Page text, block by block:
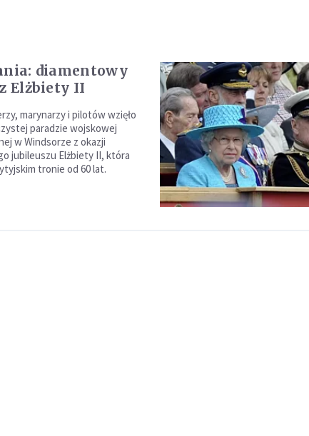
diamentowy
Elżbiety II
marynarzy i pilotów wzięło
paradzie wojskowej
w Windsorze z okazji
jubileuszu Elżbiety II, która
tronie od 60 lat.